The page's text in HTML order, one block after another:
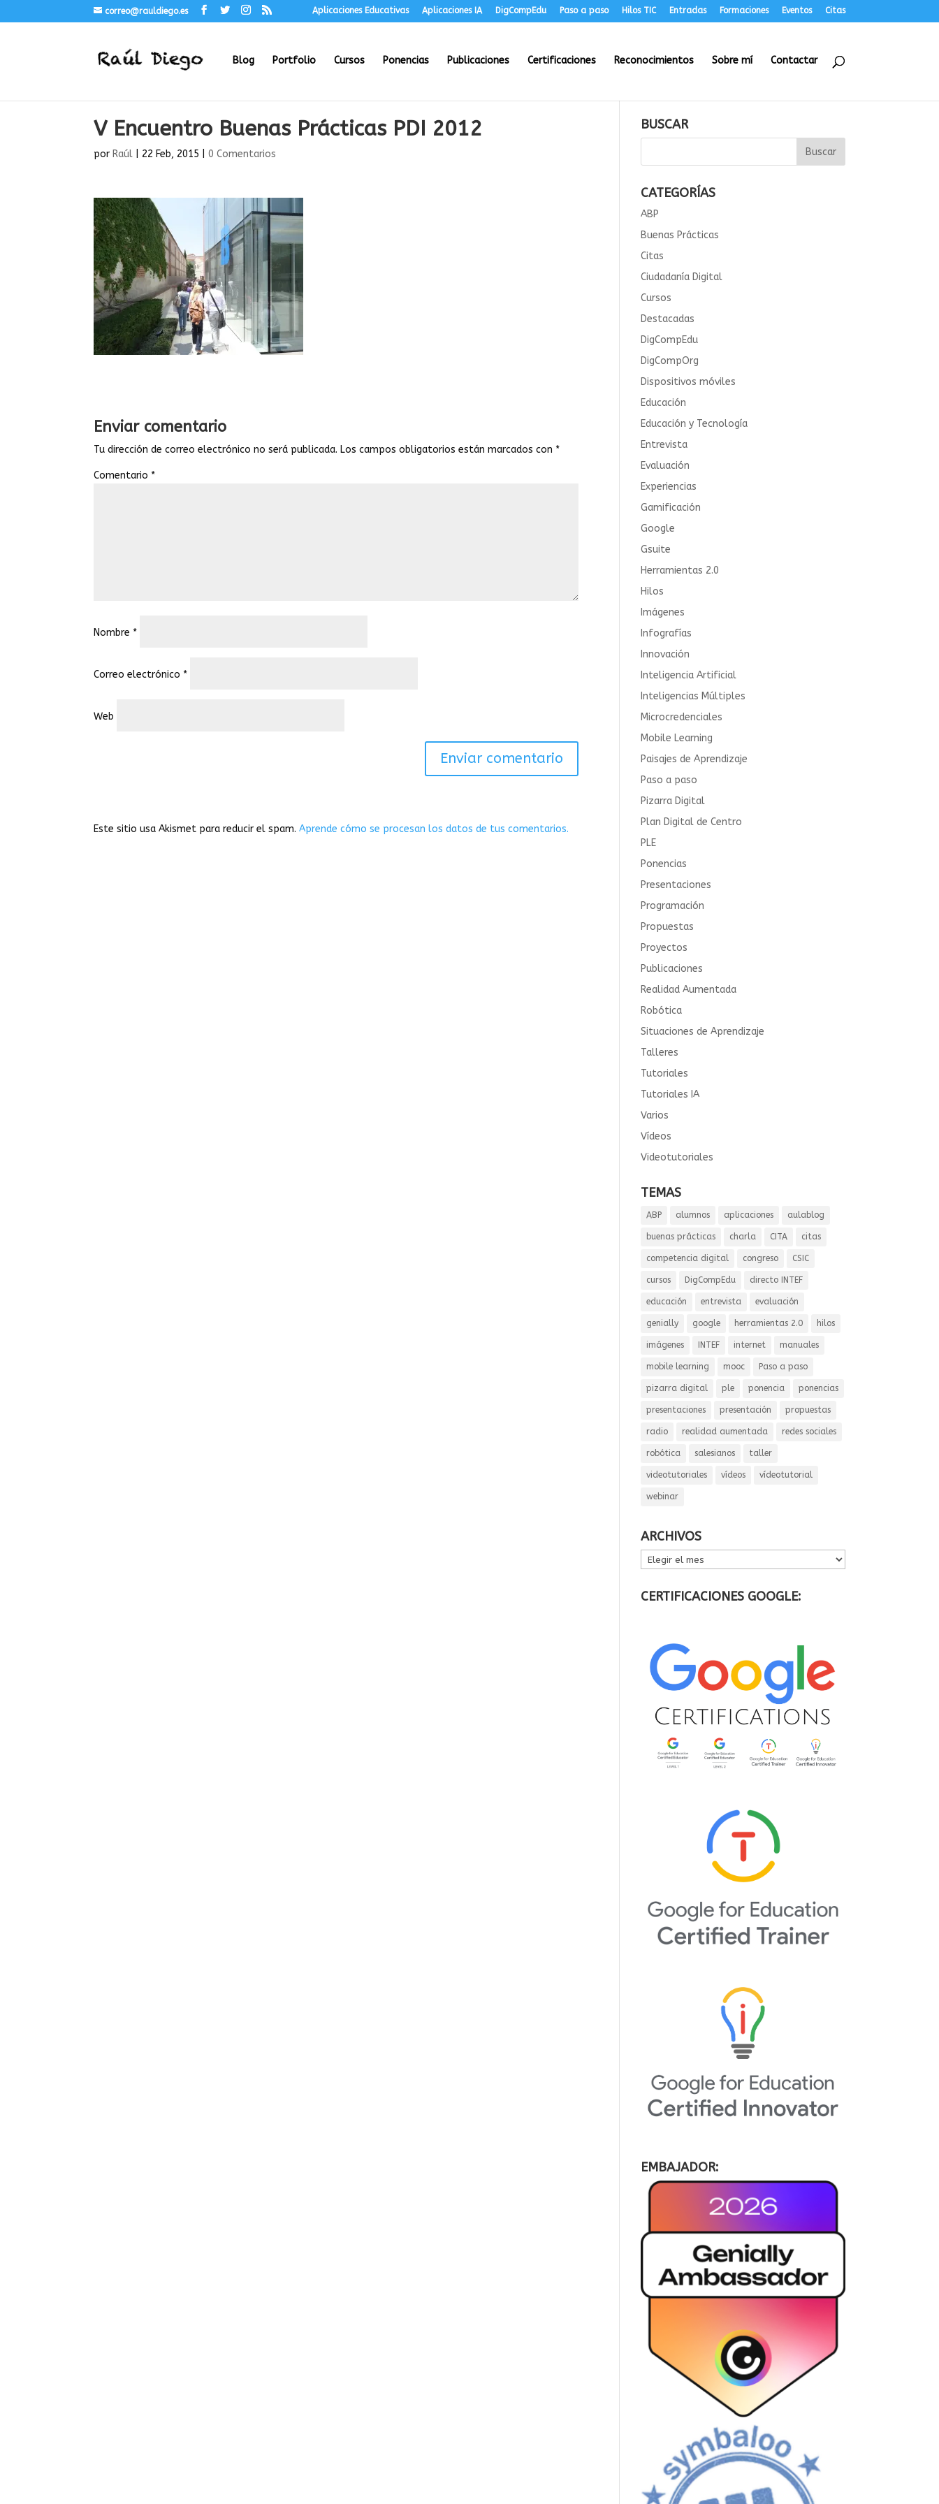
correo@rauldiego.es Aplicaciones Educativas Aplicaciones IA DigCompEdu Paso a paso Hilos TIC Entradas Formaciones Eventos Citas
Blog Portfolio Cursos Ponencias Publicaciones Certificaciones Reconocimientos Sobre mí Contactar
V Encuentro Buenas Prácticas PDI 2012
por Raúl 22 Feb, 2015 |0 Comentarios
Enviar comentario
Tu dirección de correo electrónico no será publicada. Los campos obligatorios están marcados con *
Comentario *
Nombre *
Correo electrónico *
Web
Este sitio usa Akismet para reducir el spam.Aprende cómo se procesan los datos de tus comentarios.
BUSCAR
CATEGORÍAS
ABP
Buenas Prácticas
Citas
Ciudadanía Digital
Cursos
Destacadas
DigCompEdu
DigCompOrg
Dispositivos móviles
Educación
Educación y Tecnología
Entrevista
Evaluación
Experiencias
Gamificación
Google
Gsuite
Herramientas 2.0
Hilos
Imágenes
Infografías
Innovación
Inteligencia Artificial
Inteligencias Múltiples
Microcredenciales
Mobile Learning
Paisajes de Aprendizaje
Paso a paso
Pizarra Digital
Plan Digital de Centro
PLE
Ponencias
Presentaciones
Programación
Propuestas
Proyectos
Publicaciones
Realidad Aumentada
Robótica
Situaciones de Aprendizaje
Talleres
Tutoriales
Tutoriales IA
Varios
Vídeos
Videotutoriales
TEMAS
ABP alumnos aplicaciones aulablog
buenas prácticas charla CITA citas
competencia digital congreso CSIC
cursos DigCompEdu directo INTEF
educación entrevista evaluación
genially google herramientas 2.0 hilos
imágenes INTEF internet manuales
mobile learning mooc Paso a paso
pizarra digital ple ponencia ponencias
presentaciones presentación propuestas
radio realidad aumentada redes sociales
robótica salesianos taller
videotutoriales vídeos vídeotutorial
webinar
ARCHIVOS
ARCHIVOS
CERTIFICACIONES GOOGLE:
EMBAJADOR: